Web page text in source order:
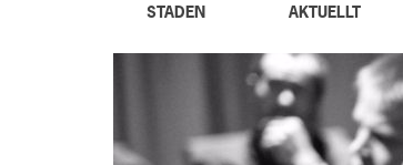
STADEN
AKTUELLT